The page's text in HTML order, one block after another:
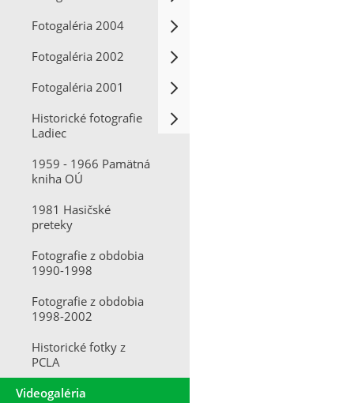
Fotogaléria 2004
Fotogaléria 2002
Fotogaléria 2001
Historické fotografie
Ladiec
1959 - 1966 Pamätná
kniha OÚ
1981 Hasičské
preteky
Fotografie z obdobia
1990-1998
Fotografie z obdobia
1998-2002
Historické fotky z
PCLA
Videogaléria